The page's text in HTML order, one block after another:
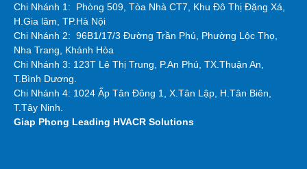
Chi Nhánh 1: Phòng 509, Tòa Nhà CT7, Khu Đô Thị Đặng Xá,
H.Gia lâm, TP.Hà Nội
Chi Nhánh 2: 96B1/17/3 Đường Trần Phú, Phường Lộc Thọ,
Nha Trang, Khánh Hòa
Chi Nhánh 3: 123T Lê Thị Trung, P.An Phú, TX.Thuận An,
T.Bình Dương.
Chi Nhánh 4: 1024 Ấp Tân Đông 1, X.Tân Lập, H.Tân Biên,
T.Tây Ninh.
Giap Phong Leading HVACR Solutions